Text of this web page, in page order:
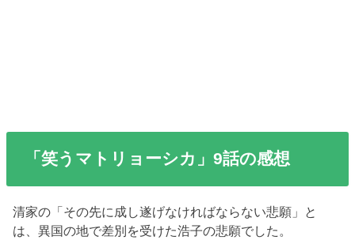
「笑うマトリョーシカ」9話の感想
清家の「その先に成し遂げなければならない悲願」と
は、異国の地で差別を受けた浩子の悲願でした。